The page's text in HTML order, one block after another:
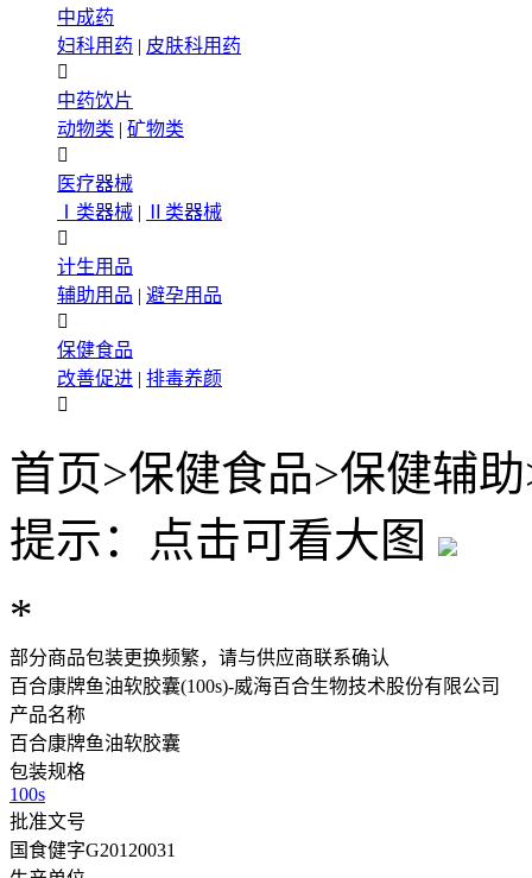
中成药
妇科用药 | 皮肤科用药

中药饮片
动物类 | 矿物类

医疗器械
Ⅰ类器械 |
Ⅱ类器械

计生用品
辅助用品 | 避孕用品

保健食品
改善促进 | 排毒养颜

首页>保健食品>保健辅助
提示：点击可看大图
*
部分商品包装更换频繁，请与供应商联系确认
百合康牌鱼油软胶囊(100s)-威海百合生物技术股份有限公司
产品名称
百合康牌鱼油软胶囊
包装规格
100s
批准文号
国食健字G20120031